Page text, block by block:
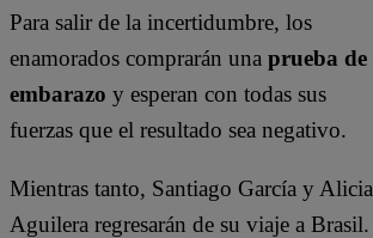
Para salir de la incertidumbre, los
enamorados comprarán una prueba de
embarazo y esperan con todas sus
fuerzas que el resultado sea negativo.
Mientras tanto, Santiago García y Alicia
Aguilera regresarán de su viaje a Brasil.